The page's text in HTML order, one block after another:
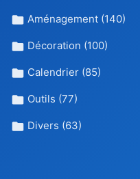
Aménagement (140)
Décoration (100)
Calendrier (85)
Outils (77)
Divers (63)